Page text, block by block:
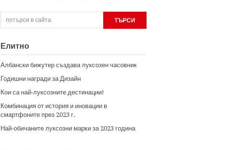
Елитно
Албански бижутер създава луксозен часовник
Годишни награди за Дизайн
Кои са най-луксозните дестинации!
Комбинация от история и иновации в
смартфоните през 2023 г.
Най-обичаните луксозни марки за 2023 година